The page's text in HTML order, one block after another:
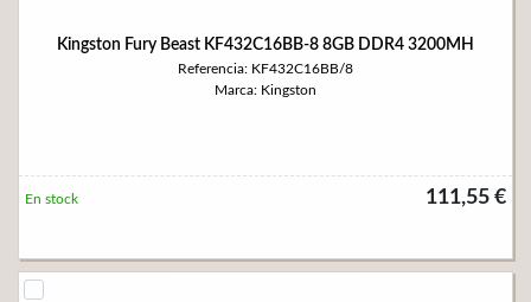
Kingston Fury Beast KF432C16BB-8 8GB DDR4 3200MH
Referencia: KF432C16BB/8
Marca: Kingston
111,55 €
En stock